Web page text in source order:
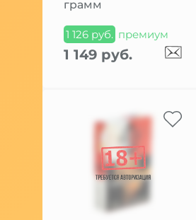
грамм
1 126 руб. премиум
1 149 руб.